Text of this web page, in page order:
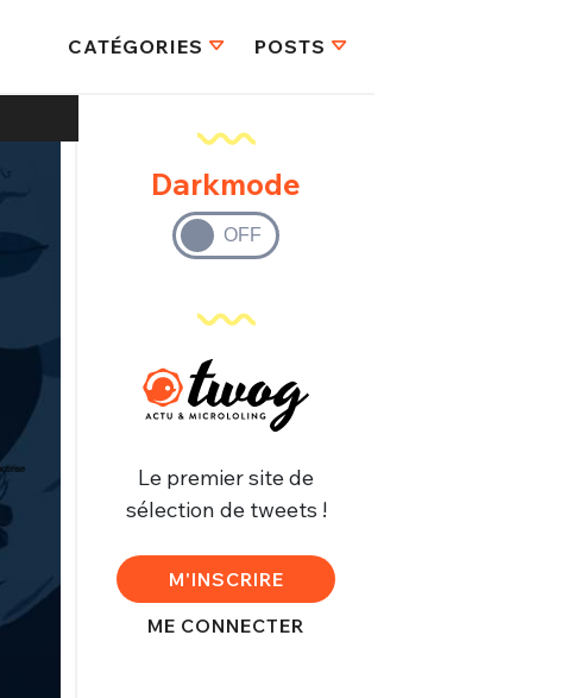
CATÉGORIES POSTS
Darkmode
Le premier site de
sélection de tweets !
M'INSCRIRE
ME CONNECTER